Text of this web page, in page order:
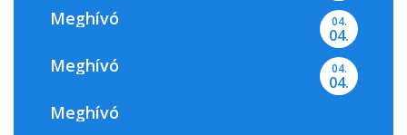
Meghívó 04.
04.
Meghívó 04.
04.
Meghívó